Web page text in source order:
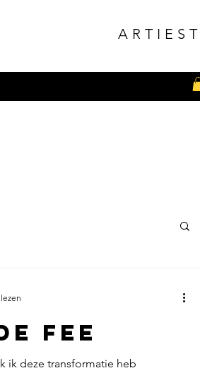
ARTIEST
Fee
ik deze transformatie heb